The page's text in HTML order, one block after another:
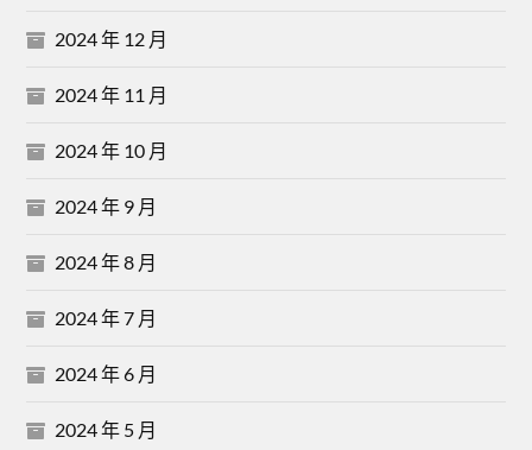
2024 年 12 月
2024 年 11 月
2024 年 10 月
2024 年 9 月
2024 年 8 月
2024 年 7 月
2024 年 6 月
2024 年 5 月